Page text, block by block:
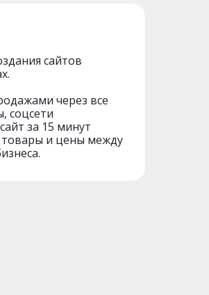
сайтов
через все
соцсети
за 15 минут
и цены между